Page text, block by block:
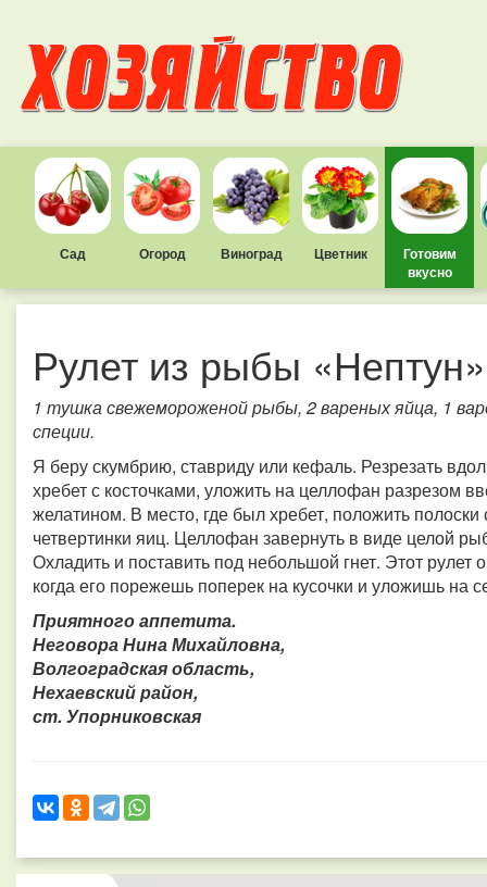
Сад Огород Виноград Цветник
Готовим
вкусно
Рулет из рыбы «Нептун»
1 тушка свежемороженой рыбы, 2 вареных яйца, 1
специи.
Я беру скумбрию, ставриду или кефаль. Резрезать
хребет с косточками, уложить на целлофан разрезом
желатином. В место, где был хребет, положить
четвертинки яиц. Целлофан завернуть в виде целой
Охладить и поставить под небольшой гнет. Этот рулет
когда его порежешь поперек на кусочки и уложишь на
Приятного аппетита.
Неговора Нина Михайловна,
Волгоградская область,
Нехаевский район,
ст. Упорниковская